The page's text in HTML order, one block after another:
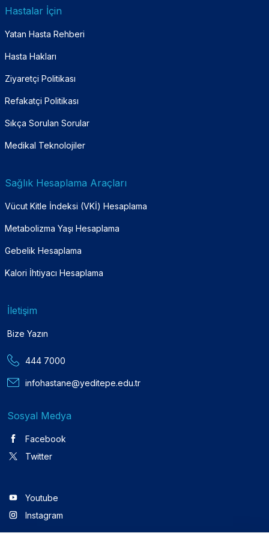
Hastalar İçin
Yatan Hasta Rehberi
Hasta Hakları
Ziyaretçi Politikası
Refakatçi Politikası
Sıkça Sorulan Sorular
Medikal Teknolojiler
Sağlık Hesaplama Araçları
Vücut Kitle İndeksi (VKİ) Hesaplama
Metabolizma Yaşı Hesaplama
Gebelik Hesaplama
Kalori İhtiyacı Hesaplama
İletişim
Bize Yazın
444 7000
infohastane@yeditepe.edu.tr
Sosyal Medya
Facebook
Twitter
Youtube
Instagram